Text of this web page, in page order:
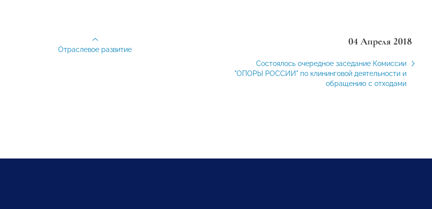
04 Апреля 2018
Состоялось очередное заседание Комиссии
"ОПОРЫ РОССИИ" по клининговой деятельности и
обращению с отходами
Отраслевое развитие